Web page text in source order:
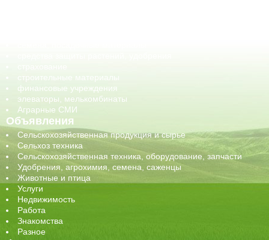
строительные материалы
финансовые учреждения
элеваторы, мелькомбинаты
Аграрные СМИ
Объявления
Сельскохозяйственная продукция и сырье
Сельхоз техника
Сельскохозяйственная техника, оборудование, запчасти
Удобрения, агрохимия, семена, саженцы
Животные и птица
Услуги
Недвижимость
Работа
Знакомства
Разное